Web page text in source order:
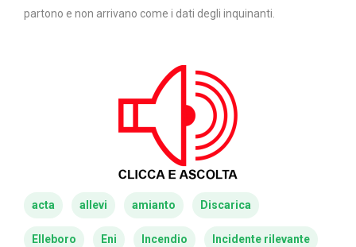
partono e non arrivano come i dati degli inquinanti.
acta allevi amianto Discarica
Elleboro Eni Incendio Incidente rilevante